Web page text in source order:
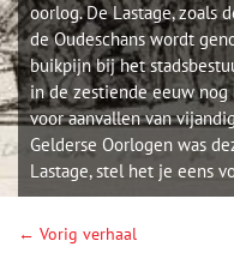
oorlog. De Lastage, zoals
de Oudeschans wordt
buikpijn bij het
in de zestiende eeuw nog
voor aanvallen van
Gelderse Oorlogen was
Lastage, stel het je eens
← Vorig verhaal